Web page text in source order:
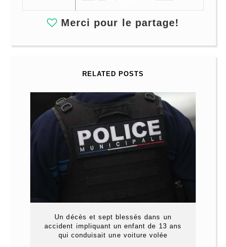
Merci pour le partage!
RELATED POSTS
Un décès et sept blessés dans un
accident impliquant un enfant de 13 ans
qui conduisait une voiture volée